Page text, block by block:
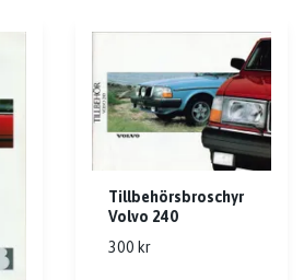
Tillbehörsbroschyr
Volvo 240
300 kr